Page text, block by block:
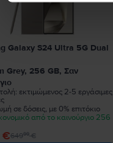
Galaxy S24 Ultra 5G Dual
Grey, 256 GB, Σαν
εκτιμώμενος 2-5 εργάσιμες
σε δόσεις, με 0% επιτόκιο
από το καινούργιο 256
64999€